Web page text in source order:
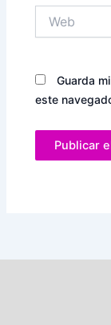
Guarda
este